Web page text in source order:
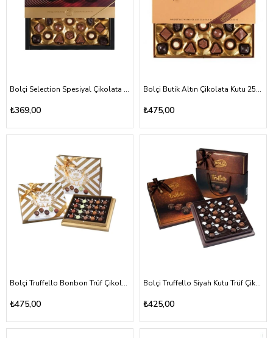
Bolçi Selection Spesiyal Çikolata Kutu 250g
₺369,00
Bolçi Butik Altın Çikolata Kutu 250gr
₺475,00
Bolçi Truffello Bonbon Trüf Çikolata 270gr
₺475,00
Bolçi Truffello Siyah Kutu Trüf Çikolata 216gr
₺425,00